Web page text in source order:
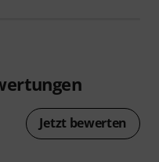
Jetzt bewerten